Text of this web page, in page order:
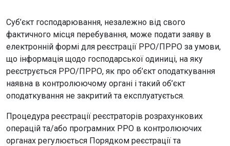
Суб’єкт господарювання, незалежно від свого
фактичного місця перебування, може подати заяву в
електронній формі для реєстрації РРО/ПРРО за умови,
що інформація щодо господарської одиниці, на яку
реєструється РРО/ПРРО, як про об’єкт оподаткування
наявна в контролюючому органі і такий об’єкт
оподаткування не закритий та експлуатується.
Процедура реєстрації реєстраторів розрахункових
операцій та/або програмних РРО в контролюючих
органах регулюється Порядком реєстрації та